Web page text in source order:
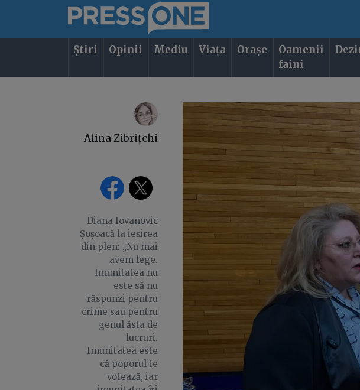
Știri Opinii Mediu Viața Orașe
Oamenii
faini
Alina Zibrițchi
Diana Iovanovic
Șoșoacă la ieșirea
din plen: „Nu mai
avem lege.
Imunitatea nu
este să nu
răspunzi pentru
crime sau pentru
genul ăsta de
lucruri.
Imunitatea este
că poporul te
votează, iar